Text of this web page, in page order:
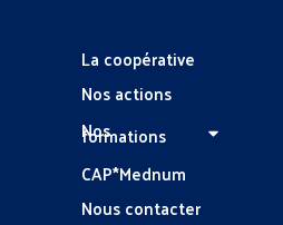
La coopérative
Nos actions
Nos
formations
CAP*Mednum
Nous contacter